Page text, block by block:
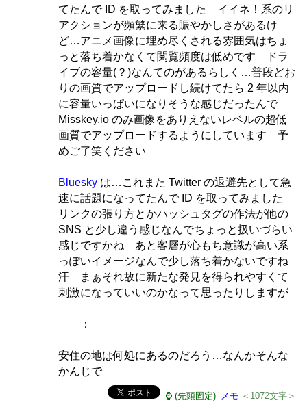
てたんで ID を取ってみました イイネ！系のリ
アクションが頻繁に来る賑やかしさがあるけ
ど…アニメ画像に埋め尽くされる雰囲気はちょ
っと落ち着かなくて閲覧頻度は低めです ドラ
イブの容量(？)なんてのがあるらしく…普段どお
りの画質でアップロードし続けてたら 2 年以内
に容量いっぱいになりそうな感じだったんで
Misskey.io のみ画像をありえないレベルの超低
画質でアップロードするようにしています 予
めご了笑ください
Blueskyは…これまた Twitter の退避先として急
速に話題になってたんで ID を取ってみました
リンクの張り方とかハッシュタグの作法が他の
SNS と少し違う感じなんでちょっと扱いづらい
感じですかね あと客層が心もち意識が高い系
っぽいイメージなんで少し落ち着かないですね
汗 まぁそれ故に新たな発見を得られやすくて
刺激になっていいのかなって思ったりしますが
：
安住の地は何処にあるのだろう…なんかそんな
かんじで
⌚ (先頭固定) メモ ＜1072文字＞